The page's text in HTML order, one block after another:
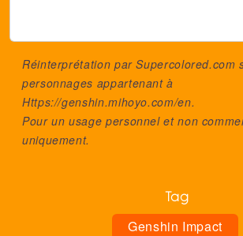
Réinterprétation par Supercolored.com
personnages appartenant à
Https://genshin.mihoyo.com/en.
Pour un usage personnel et non
uniquement.
Tag
Genshin Impact